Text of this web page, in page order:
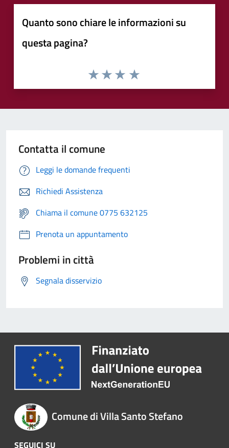
Quanto sono chiare le informazioni su
questa pagina?
Contatta il comune
Leggi le domande frequenti
Richiedi Assistenza
Chiama il comune 0775 632125
Prenota un appuntamento
Problemi in città
Segnala disservizio
Comune di Villa Santo Stefano
SEGUICI SU